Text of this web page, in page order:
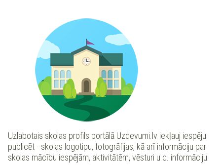
Uzlabotais skolas profils portālā Uzdevumi.lv iekļauj iespēju
publicēt - skolas logotipu, fotogrāfijas, kā arī informāciju par
skolas mācību iespējām, aktivitātēm, vēsturi u.c. informāciju.